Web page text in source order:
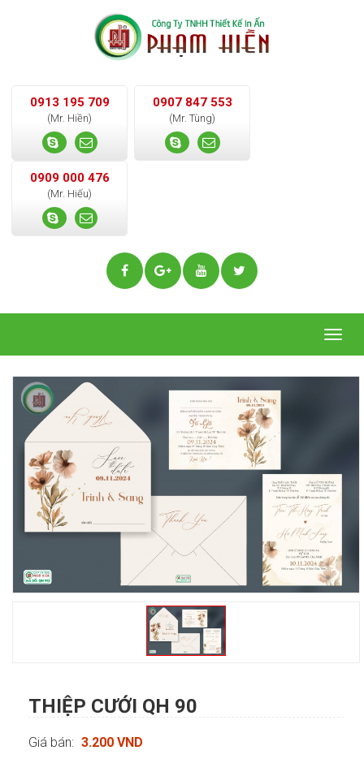
0913 195 709
(Mr. Hiền)
0907 847 553
(Mr. Tùng)
0909 000 476
(Mr. Hiếu)
THIỆP CƯỚI QH 90
Giá bán: 3.200 VND